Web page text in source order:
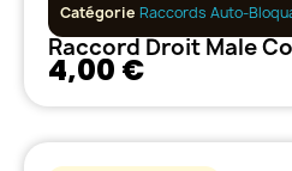
Catégorie Raccords Auto-
4,00 €